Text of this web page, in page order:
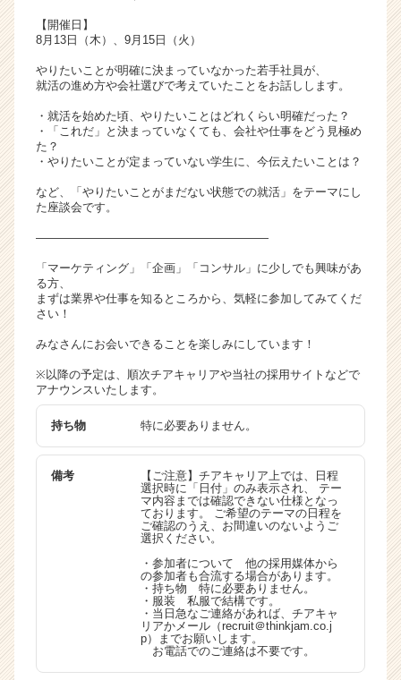
【開催日】
8月13日（木）、9月15日（火）
やりたいことが明確に決まっていなかった若手社員が、
就活の進め方や会社選びで考えていたことをお話しします。
・就活を始めた頃、やりたいことはどれくらい明確だった？
・「これだ」と決まっていなくても、会社や仕事をどう見極め
た？
・やりたいことが定まっていない学生に、今伝えたいことは？
など、「やりたいことがまだない状態での就活」をテーマにし
た座談会です。
――――――――――――――――――――
「マーケティング」「企画」「コンサル」に少しでも興味があ
る方、
まずは業界や仕事を知るところから、気軽に参加してみてくだ
さい！
みなさんにお会いできることを楽しみにしています！
※以降の予定は、順次チアキャリアや当社の採用サイトなどで
アナウンスいたします。
持ち物 特に必要ありません。
備考
【ご注意】チアキャリア上では、日程
選択時に「日付」のみ表示され、 テー
マ内容までは確認できない仕様となっ
ております。 ご希望のテーマの日程を
ご確認のうえ、お間違いのないようご
選択ください。
・参加者について 他の採用媒体から
の参加者も合流する場合があります。
・持ち物 特に必要ありません。
・服装 私服で結構です。
・当日急なご連絡があれば、チアキャ
リアかメール（recruit＠thinkjam.co.j
p）までお願いします。
お電話でのご連絡は不要です。